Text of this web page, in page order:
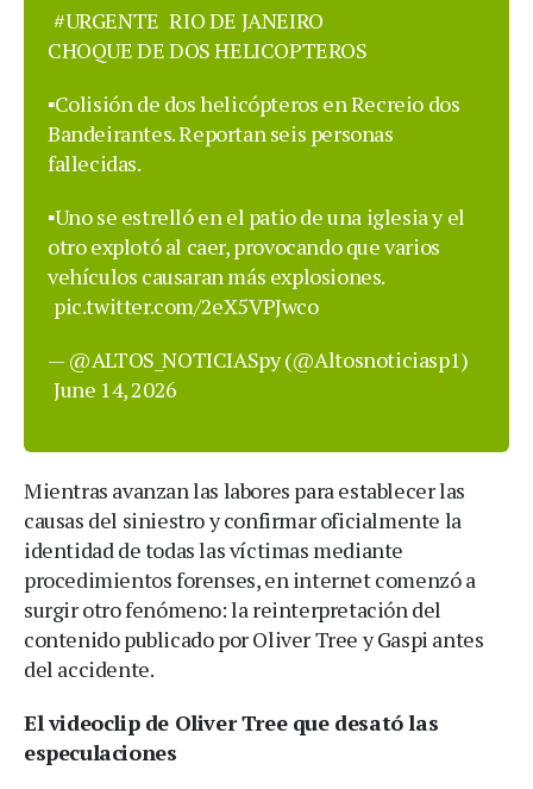
#URGENTE RIO DE JANEIRO
CHOQUE DE DOS HELICOPTEROS
▪️Colisión de dos helicópteros en Recreio dos
Bandeirantes. Reportan seis personas
fallecidas.
▪️Uno se estrelló en el patio de una iglesia y el
otro explotó al caer, provocando que varios
vehículos causaran más explosiones.
pic.twitter.com/2eX5VPJwco
— @ALTOS_NOTICIASpy (@Altosnoticiasp1)
June 14, 2026
Mientras avanzan las labores para establecer las
causas del siniestro y confirmar oficialmente la
identidad de todas las víctimas mediante
procedimientos forenses, en internet comenzó a
surgir otro fenómeno: la reinterpretación del
contenido publicado por Oliver Tree y Gaspi antes
del accidente.
El videoclip de Oliver Tree que desató las
especulaciones